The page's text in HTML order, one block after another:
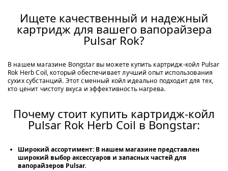
Ищете качественный и надежный
картридж для вашего вапорайзера
Pulsar Rok?
В нашем магазине Bongstar вы можете купить картридж-койл Pulsar
Rok Herb Coil, который обеспечивает лучший опыт использования
сухих субстанций. Этот сменный койл идеально подходит для тех,
кто ценит чистоту вкуса и эффективность нагрева.
Почему стоит купить картридж-койл
Pulsar Rok Herb Coil в Bongstar:
Широкий ассортимент: В нашем магазине представлен
широкий выбор аксессуаров и запасных частей для
вапорайзеров Pulsar.